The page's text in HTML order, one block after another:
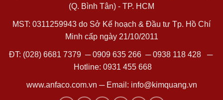
(Q. Bình Tân) - TP. HCM
MST: 0311259943 do Sở Kế hoạch & Đầu tư Tp. Hồ Chí
Minh cấp ngày 21/10/2011
ĐT: (028) 6681 7379 ─0909 635 266─0938 118 428─
Hotline: 0931 455 668
www.anfaco.com.vn ─ Email: info@kimquang.vn